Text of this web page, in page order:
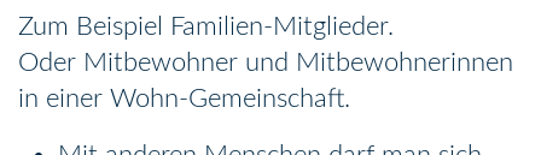
Zum Beispiel Familien-Mitglieder.
Oder Mitbewohner und Mitbewohnerinnen
in einer Wohn-Gemeinschaft.